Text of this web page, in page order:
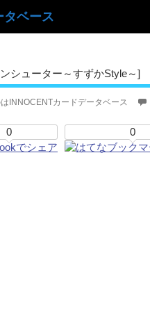
タベース
シューター～すずかStyle～]
INNOCENTカードデータベース
0 0